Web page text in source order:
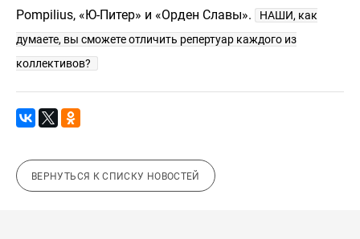
Pompilius, «Ю-Питер» и «Орден Славы».
НАШИ, как
думаете, вы сможете отличить репертуар каждого из
коллективов?
ВЕРНУТЬСЯ К СПИСКУ НОВОСТЕЙ